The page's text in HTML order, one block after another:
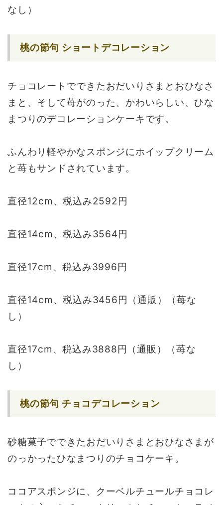
なし）
桃の節句 ショートデコレーション
チョコレートでできたおだいりさまとおひなさ
まと、そして苺がのった、かわいらしい、ひな
まつりのデコレーションケーキです。
ふんわり軽やかなスポンジにホイップクリーム
と苺もサンドされています。
直径12cm、税込み2592円
直径14cm、税込み3564円
直径17cm、税込み3996円
直径14cm、税込み3456円（通販）（苺な
し）
直径17cm、税込み3888円（通販）（苺な
し）
桃の節句 チョコデコレーション
砂糖菓子でできたおだいりさまとおひなさまが
のっかったひなまつりのチョコケーキ。
ココアスポンジに、クーベルチュールチョコレ